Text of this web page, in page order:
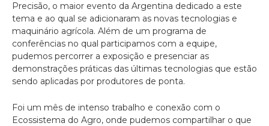
Precisão, o maior evento da Argentina dedicado a este
tema e ao qual se adicionaram as novas tecnologias e
maquinário agrícola. Além de um programa de
conferências no qual participamos com a equipe,
pudemos percorrer a exposição e presenciar as
demonstrações práticas das últimas tecnologias que estão
sendo aplicadas por produtores de ponta.
Foi um mês de intenso trabalho e conexão com o
Ecossistema do Agro, onde pudemos compartilhar o que